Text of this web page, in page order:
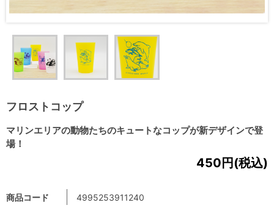
フロストコップ
マリンエリアの動物たちのキュートなコップが新デザインで登
場！
450円(税込)
商品コード 4995253911240